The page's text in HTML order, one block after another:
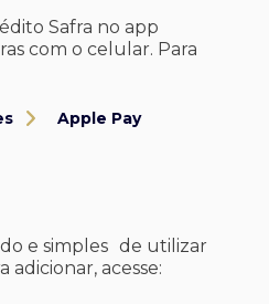
Safra no app
com o celular. Para
Apple Pay
e simples de utilizar
adicionar, acesse: